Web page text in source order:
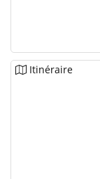
Itinéraire